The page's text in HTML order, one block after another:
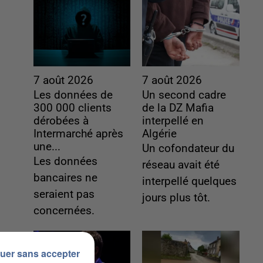
7 août 2026
Les données de
300 000 clients
dérobées à
Intermarché après
une...
Les données
bancaires ne
seraient pas
concernées.
7 août 2026
Un second cadre
de la DZ Mafia
interpellé en
Algérie
Un cofondateur du
réseau avait été
interpellé quelques
jours plus tôt.
sans accepter